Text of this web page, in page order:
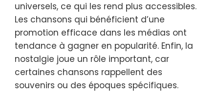
universels, ce qui les rend plus accessibles.
Les chansons qui bénéficient d’une
promotion efficace dans les médias ont
tendance à gagner en popularité. Enfin, la
nostalgie joue un rôle important, car
certaines chansons rappellent des
souvenirs ou des époques spécifiques.